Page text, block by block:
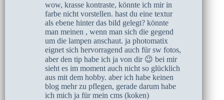
wow, krasse kontraste, könnte ich mir in
farbe nicht vorstellen. hast du eine textur
als ebene hinter das bild gelegt? könnte
man meinen , wenn man sich die gegend
um die lampen anschaut. ja photomatix
eignet sich hervorragend auch für sw fotos,
aber den tip habe ich ja von dir 😉 bei mir
sieht es im moment auch nicht so glücklich
aus mit dem hobby. aber ich habe keinen
blog mehr zu pflegen, gerade darum habe
ich mich ja für mein cms (koken)